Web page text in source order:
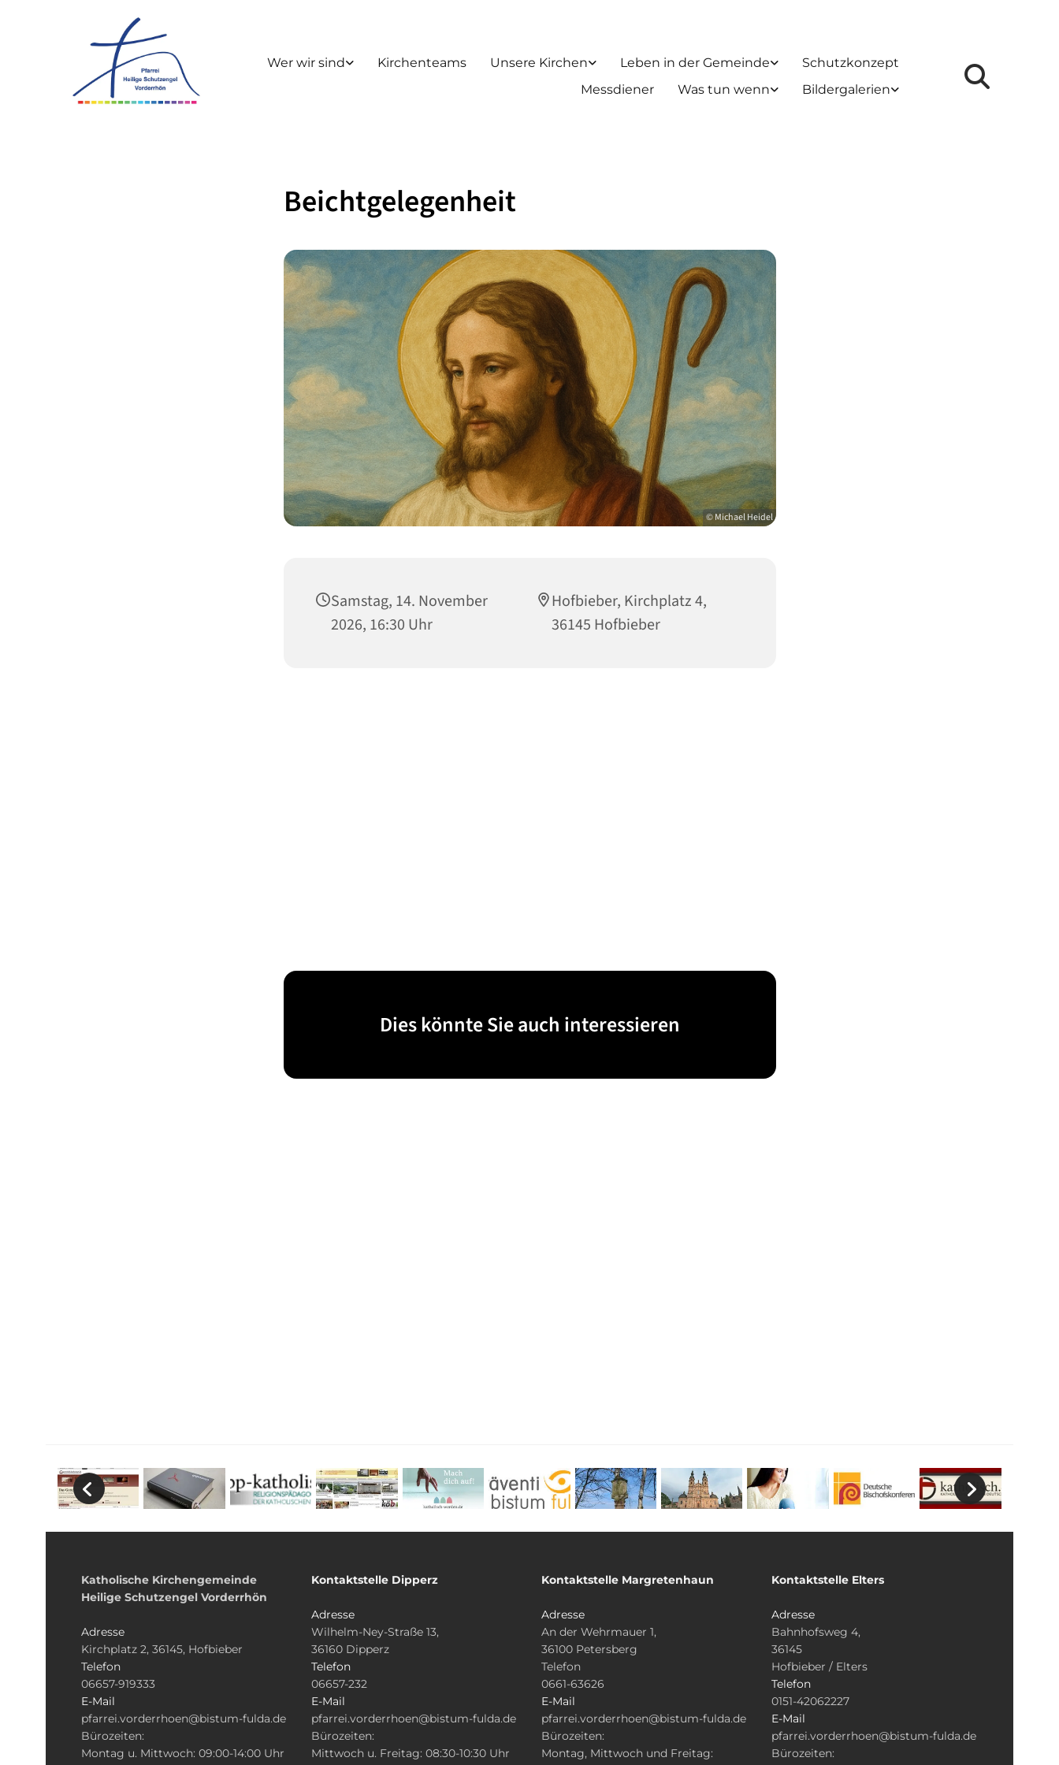
Wer wir sind Kirchenteams Unsere Kirchen Leben in der Gemeinde
Schutzkonzept
Messdiener
Was tun wenn Bildergalerien
Beichtgelegenheit
© Michael Heidel
Samstag, 14. November
2026, 16:30 Uhr
Hofbieber, Kirchplatz 4,
36145 Hofbieber
Dies könnte Sie auch interessieren
Katholische Kirchengemeinde
Heilige Schutzengel Vorderrhön
Adresse
Kirchplatz 2, 36145, Hofbieber
Telefon
06657-919333
E-Mail
pfarrei.vorderrhoen@bistum-fulda.de
Bürozeiten:
Montag u. Mittwoch: 09:00-14:00 Uhr
Kontaktstelle Dipperz
Adresse
Wilhelm-Ney-Straße 13,
36160 Dipperz
Telefon
06657-232
E-Mail
pfarrei.vorderrhoen@bistum-fulda.de
Bürozeiten:
Mittwoch u. Freitag: 08:30-10:30 Uhr
Kontaktstelle Margretenhaun
Adresse
An der Wehrmauer 1,
36100 Petersberg
Telefon
0661-63626
E-Mail
pfarrei.vorderrhoen@bistum-fulda.de
Bürozeiten:
Montag, Mittwoch und Freitag:
Kontaktstelle Elters
Adresse
Bahnhofsweg 4,
36145
Hofbieber / Elters
Telefon
0151-42062227
E-Mail
pfarrei.vorderrhoen@bistum-fulda.de
Bürozeiten: